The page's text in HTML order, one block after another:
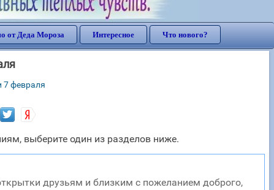
от Деда Мороза Интересное Что нового?
7 февраля
выберите один из разделов ниже.
друзьям и близким с пожеланием доброго,